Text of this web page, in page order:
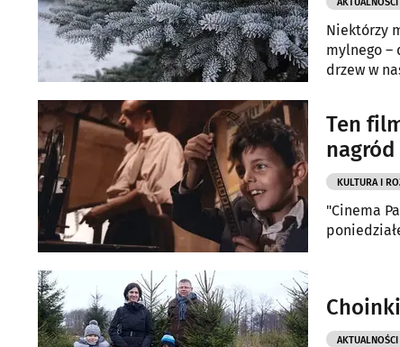
Niektórzy
mylnego –
drzew w
Ten
nagród
KULTURA I
"Cinema
AKTUALNOŚCI